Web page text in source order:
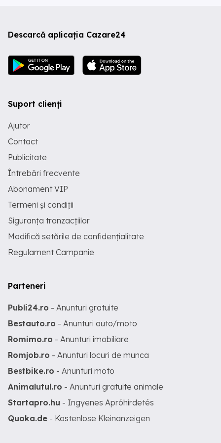
Descarcă aplicația Cazare24
Suport clienți
Ajutor
Contact
Publicitate
Întrebări frecvente
Abonament VIP
Termeni și condiții
Siguranța tranzacțiilor
Modifică setările de confidențialitate
Regulament Campanie
Parteneri
Publi24.ro - Anunturi gratuite
Bestauto.ro - Anunturi auto/moto
Romimo.ro - Anunturi imobiliare
Romjob.ro - Anunturi locuri de munca
Bestbike.ro - Anunturi moto
Animalutul.ro - Anunturi gratuite animale
Startapro.hu - Ingyenes Apróhirdetés
Quoka.de - Kostenlose Kleinanzeigen